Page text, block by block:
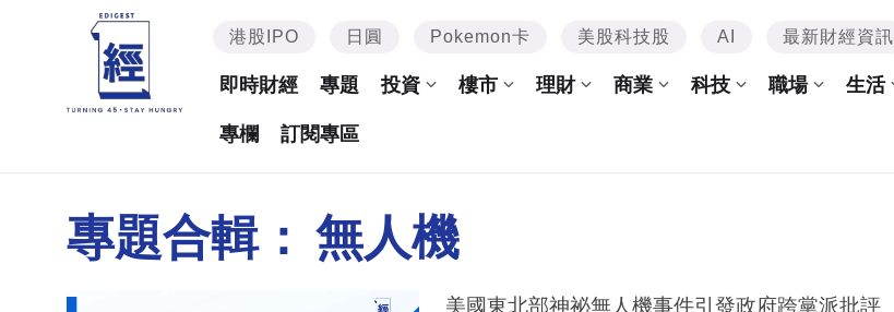
港股IPO 日圓 Pokemon卡 美股科技股 AI 最新財經資訊
即時財經 專題 投資 樓市 理財 商業 科技 職場 生活
專欄 訂閱專區
專題合輯： 無人機
美國東北部神祕無人機事件引發政府跨黨派批評